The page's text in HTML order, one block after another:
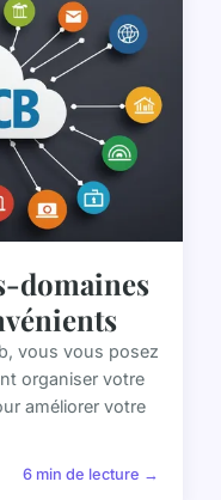
domaines
vous vous posez
organiser votre
améliorer votre
6 min de lecture →